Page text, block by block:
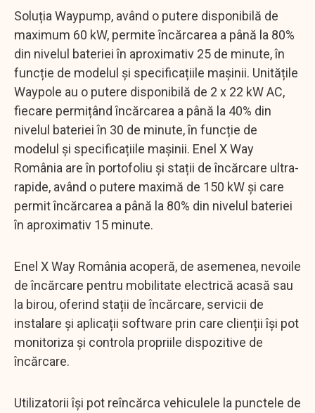
Soluția Waypump, având o putere disponibilă de
maximum 60 kW, permite încărcarea a până la 80%
din nivelul bateriei în aproximativ 25 de minute, în
funcție de modelul și specificațiile mașinii. Unitățile
Waypole au o putere disponibilă de 2 x 22 kW AC,
fiecare permițând încărcarea a până la 40% din
nivelul bateriei în 30 de minute, în funcție de
modelul și specificațiile mașinii. Enel X Way
România are în portofoliu și stații de încărcare ultra-
rapide, având o putere maximă de 150 kW și care
permit încărcarea a până la 80% din nivelul bateriei
în aproximativ 15 minute.
Enel X Way România acoperă, de asemenea, nevoile
de încărcare pentru mobilitate electrică acasă sau
la birou, oferind stații de încărcare, servicii de
instalare și aplicații software prin care clienții își pot
monitoriza și controla propriile dispozitive de
încărcare.
Utilizatorii își pot reîncărca vehiculele la punctele de